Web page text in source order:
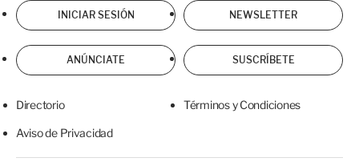
INICIAR SESIÓN NEWSLETTER
ANÚNCIATE SUSCRÍBETE
Directorio Términos y Condiciones
Aviso de Privacidad